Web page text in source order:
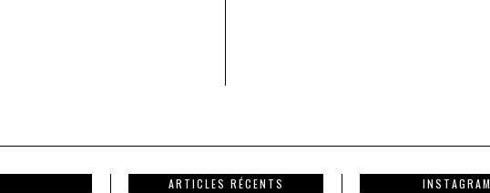
ARTICLES RÉCENTS INSTAGRAM